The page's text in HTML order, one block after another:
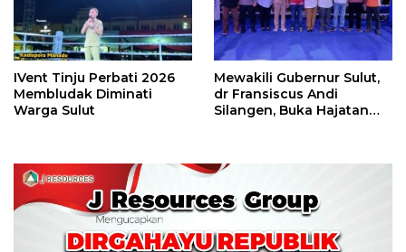
IVent Tinju Perbati 2026
Membludak Diminati
Warga Sulut
Mewakili Gubernur Sulut,
dr Fransiscus Andi
Silangen, Buka Hajatan